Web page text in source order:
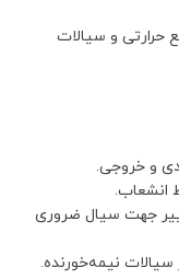
حرارتی و سیالات
و خروجی.
انشعاب.
جهت سیال ضروری
سیالات نیمه‌خورنده.